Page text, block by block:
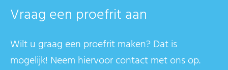
Vraag een proefrit aan
Wilt u graag een proefrit maken? Dat is
mogelijk! Neem hiervoor contact met ons op.